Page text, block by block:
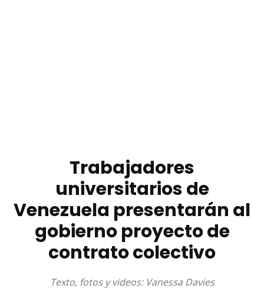
Trabajadores
universitarios de
Venezuela presentarán al
gobierno proyecto de
contrato colectivo
Texto, fotos y videos: Vanessa Davies